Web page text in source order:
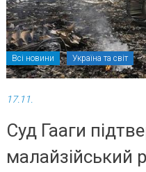
Всі новини Україна та світ
17.11.
Суд Гааги
малайзійський